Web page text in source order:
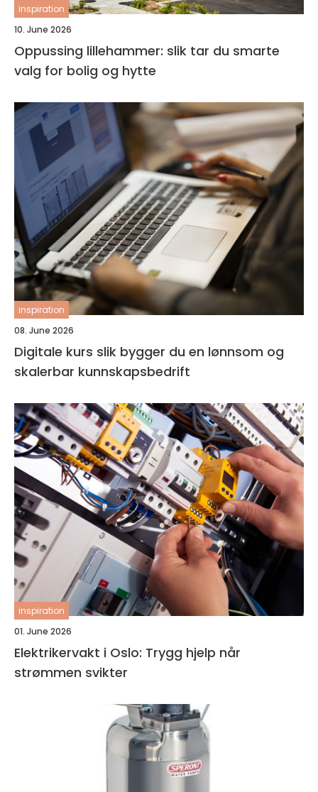
inspiration
10. June 2026
Oppussing lillehammer: slik tar du smarte
valg for bolig og hytte
inspiration
08. June 2026
Digitale kurs slik bygger du en lønnsom og
skalerbar kunnskapsbedrift
inspiration
01. June 2026
Elektrikervakt i Oslo: Trygg hjelp når
strømmen svikter